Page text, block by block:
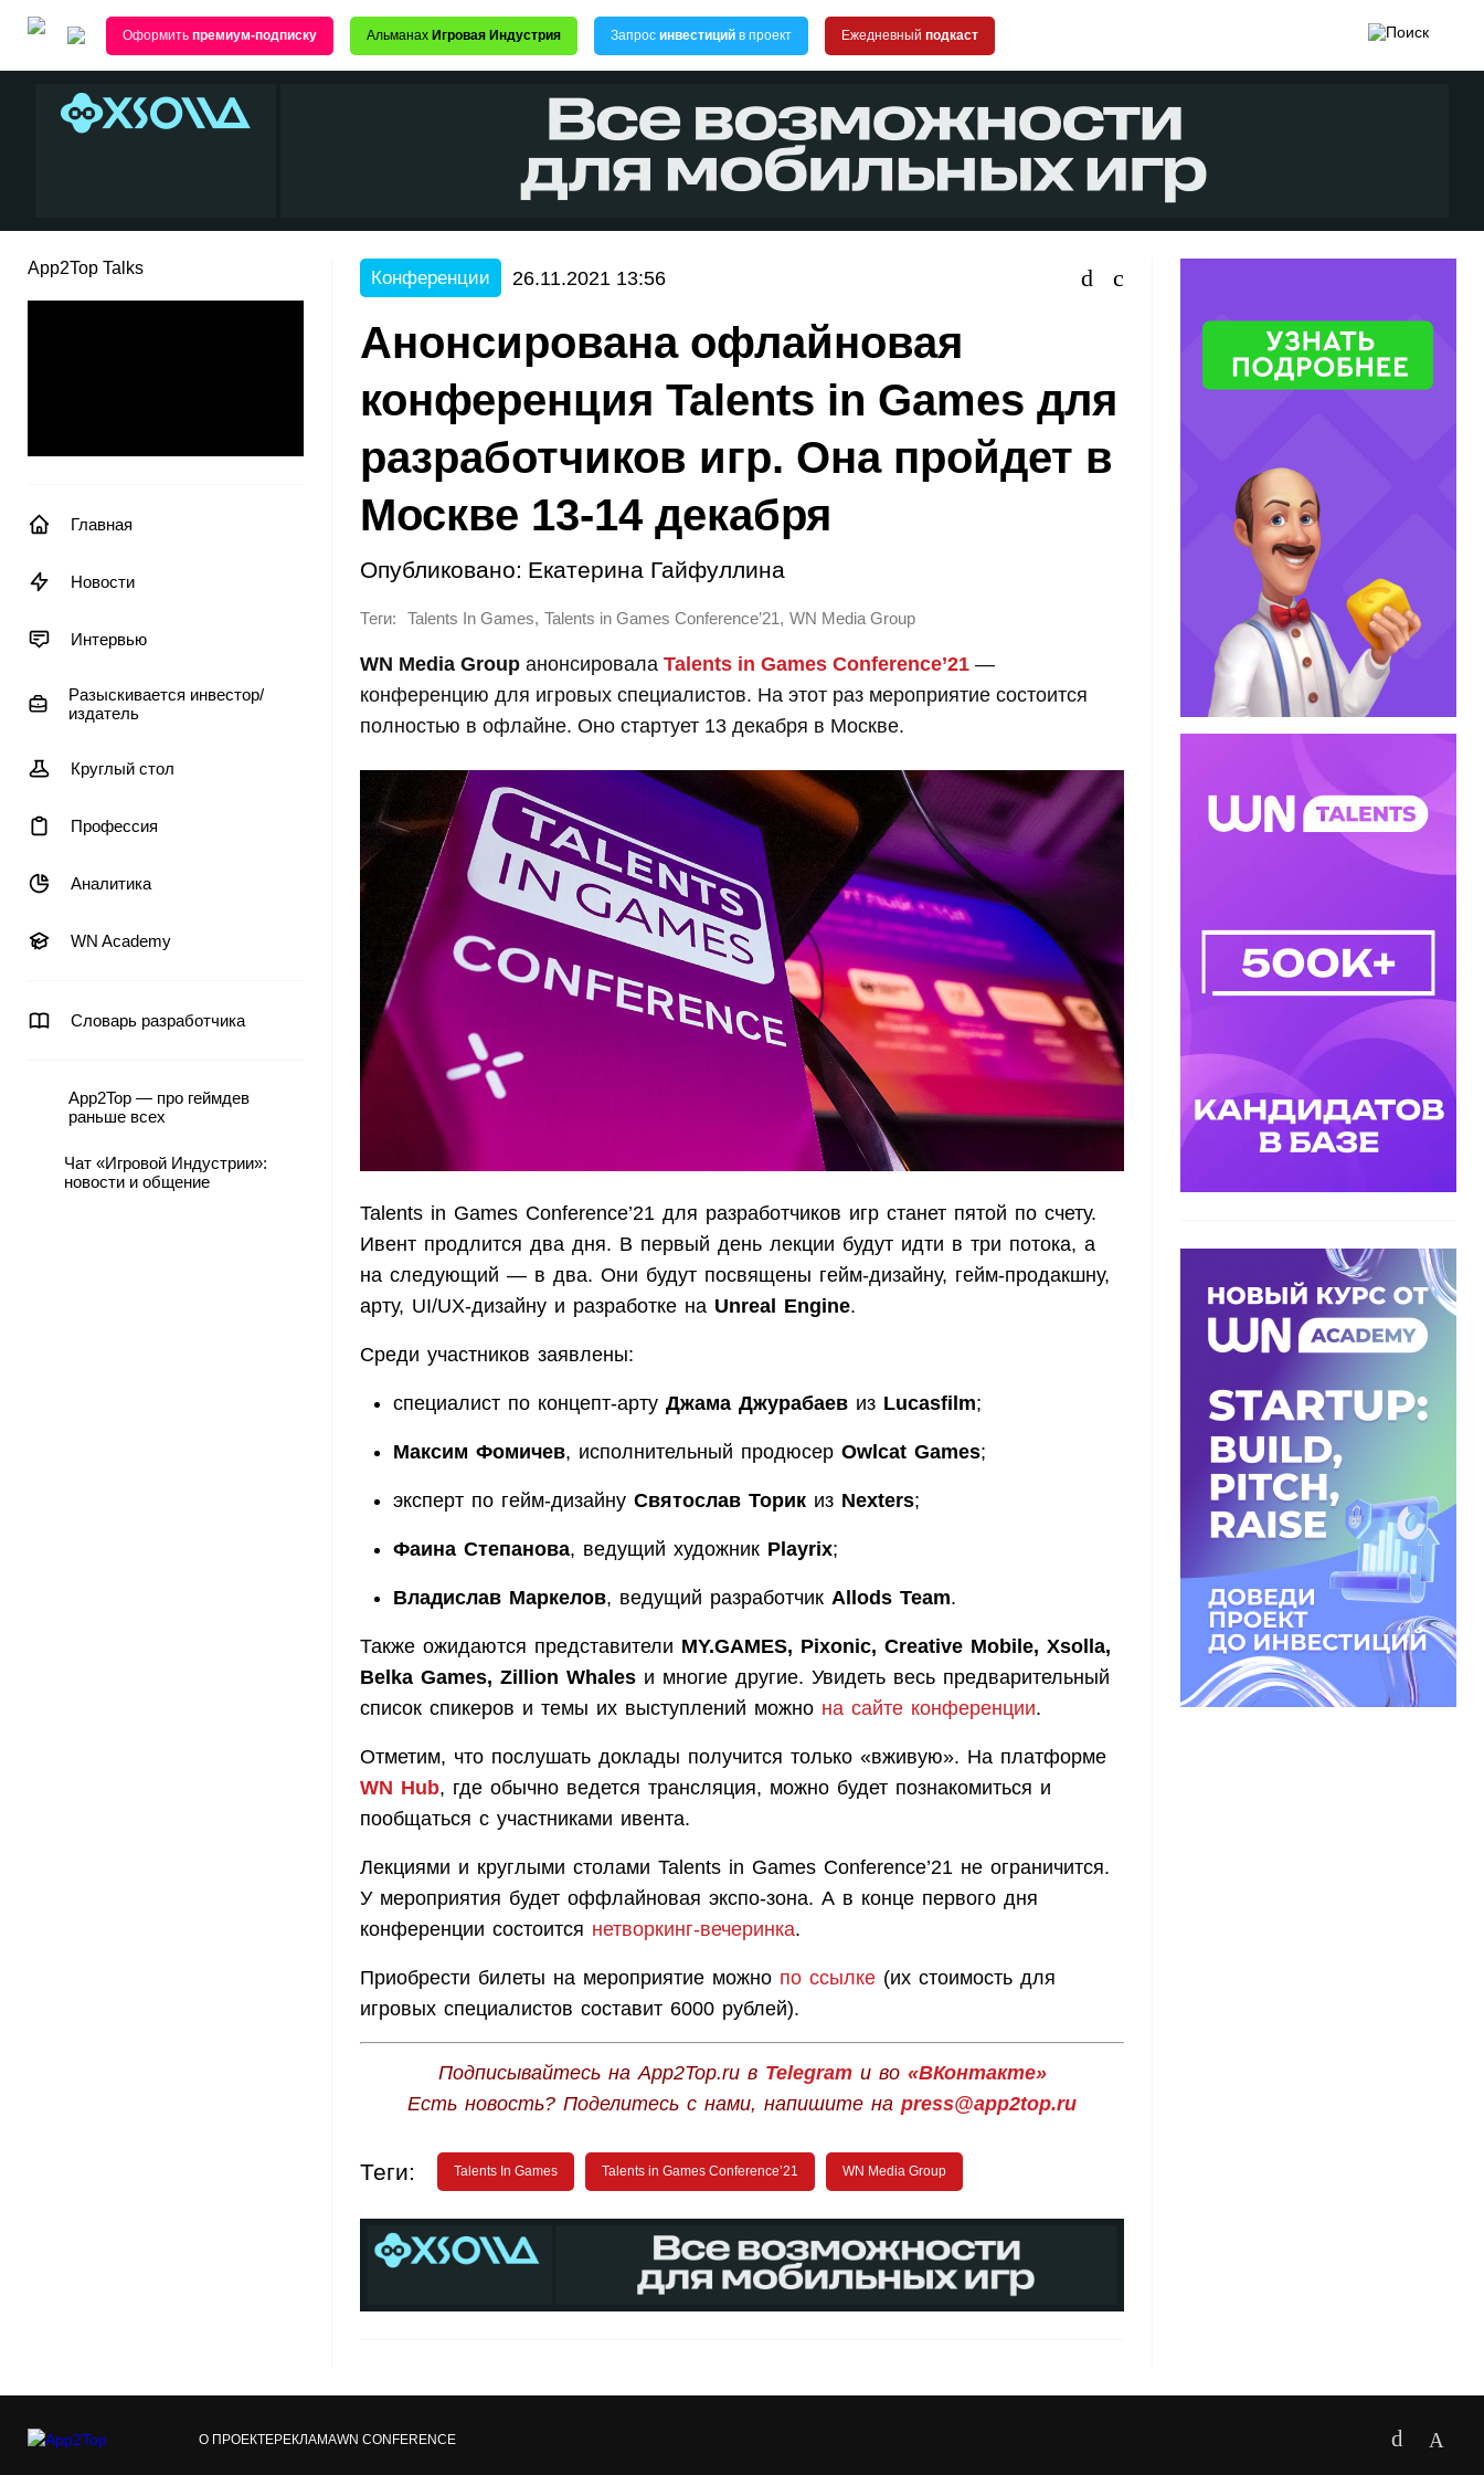
Оформить премиум-подписку Альманах Игровая Индустрия Запрос инвестиций в проект Ежедневный подкаст
App2Top Talks
Главная
Новости
Интервью
Разыскивается инвестор/
издатель
Круглый стол
Профессия
Аналитика
WN Academy
Словарь разработчика
App2Top — про геймдев
раньше всех
Чат «Игровой Индустрии»:
новости и общение
Конференции 26.11.2021 13:56
Анонсирована офлайновая
конференция Talents in Games для
разработчиков игр. Она пройдет в
Москве 13-14 декабря
Опубликовано: Екатерина Гайфуллина
Теги: Talents In Games, Talents in Games Conference’21 , WN Media Group
WN Media Group анонсировала Talents in Games Conference’21 —
конференцию для игровых специалистов. На этот раз мероприятие состоится
полностью в офлайне. Оно стартует 13 декабря в Москве.
Talents in Games Conference’21 для разработчиков игр станет пятой по счету.
Ивент продлится два дня. В первый день лекции будут идти в три потока, а
на следующий — в два. Они будут посвящены гейм-дизайну, гейм-продакшну,
арту, UI/UX-дизайну и разработке на Unreal Engine.
Среди участников заявлены:
специалист по концепт-арту Джама Джурабаев из Lucasfilm;
Максим Фомичев, исполнительный продюсер Owlcat Games;
эксперт по гейм-дизайну Святослав Торик из Nexters;
Фаина Степанова, ведущий художник Playrix;
Владислав Маркелов, ведущий разработчик Allods Team.
Также ожидаются представители MY.GAMES, Pixonic, Creative Mobile, Xsolla,
Belka Games, Zillion Whales и многие другие. Увидеть весь предварительный
список спикеров и темы их выступлений можно на сайте конференции.
Отметим, что послушать доклады получится только «вживую». На платформе
WN Hub, где обычно ведется трансляция, можно будет познакомиться и
пообщаться с участниками ивента.
Лекциями и круглыми столами Talents in Games Conference’21 не ограничится.
У мероприятия будет оффлайновая экспо-зона. А в конце первого дня
конференции состоится нетворкинг-вечеринка.
Приобрести билеты на мероприятие можно по ссылке (их стоимость для
игровых специалистов составит 6000 рублей).
Подписывайтесь на App2Top.ru в Telegramи во «ВКонтакте»
Есть новость? Поделитесь с нами, напишите на press@app2top.ru
Теги: Talents In Games Talents in Games Conference’21 WN Media Group
О ПРОЕКТЕРЕКЛАМАWN CONFERENCE